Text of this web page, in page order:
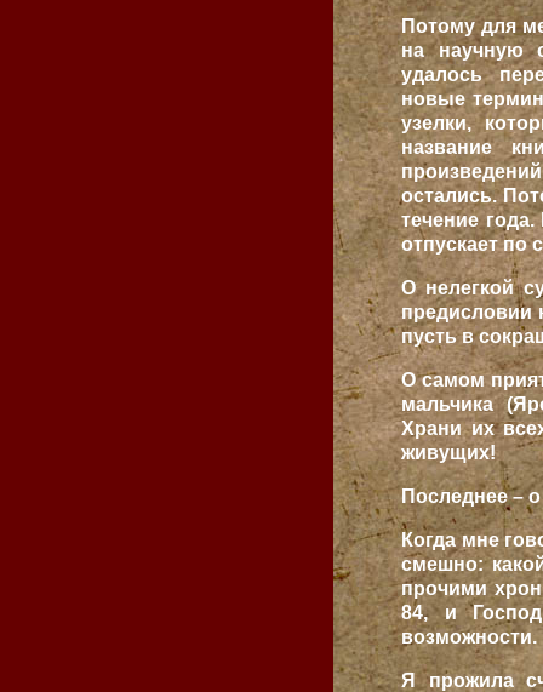
Потому для
на научную
удалось
новые
узелки,
название
остались.
течение
отпускает по
О нелегкой
предисловии
пусть в
О самом
мальчика
Храни их
живущих!
Последнее –
Когда мне
смешно:
прочими
84, и
возможности.
Я прожила